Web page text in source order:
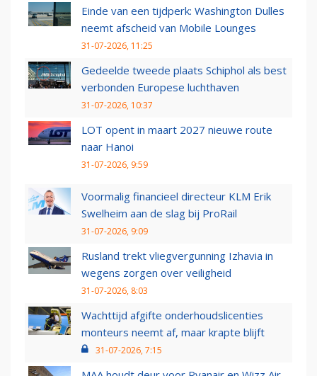
Einde van een tijdperk: Washington Dulles
neemt afscheid van Mobile Lounges
31-07-2026, 11:25
Gedeelde tweede plaats Schiphol als best
verbonden Europese luchthaven
31-07-2026, 10:37
LOT opent in maart 2027 nieuwe route
naar Hanoi
31-07-2026, 9:59
Voormalig financieel directeur KLM Erik
Swelheim aan de slag bij ProRail
31-07-2026, 9:09
Rusland trekt vliegvergunning Izhavia in
wegens zorgen over veiligheid
31-07-2026, 8:03
Wachttijd afgifte onderhoudslicenties
monteurs neemt af, maar krapte blijft
31-07-2026, 7:15